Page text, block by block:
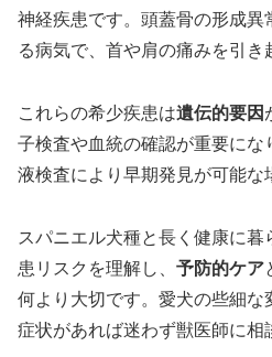
神経疾患です。頭蓋骨の形成異
る病気で、首や肩の痛みを引き
これらの希少疾患は遺伝的要因
子検査や血統の確認が重要にな
液検査により早期発見が可能な
スパニエル犬種と長く健康に
患リスクを理解し、 予防的ケア
何より大切です。愛犬の些細な
症状があれば迷わず獣医師に相